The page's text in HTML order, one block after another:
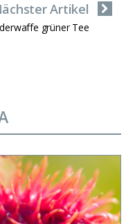
Artikel
grüner Tee